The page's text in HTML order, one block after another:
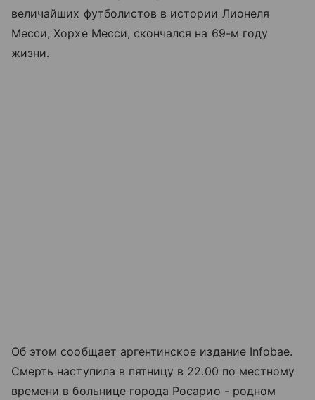
величайших футболистов в истории Лионеля
Месси, Хорхе Месси, скончался на 69-м году
жизни.
Об этом сообщает аргентинское издание Infobae.
Смерть наступила в пятницу в 22.00 по местному
времени в больнице города Росарио - родном